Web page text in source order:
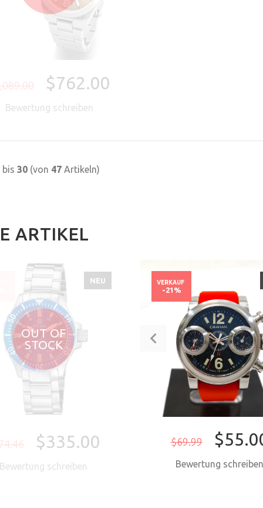
$762.00
Bewertung schreiben
bis 30 (von 47 Artikeln)
ARTIKEL
OUT OF
STOCK
NEU
$335.00
Bewertung schreiben
$69.99
VERKAUF
-21%
Bewertung schreiben